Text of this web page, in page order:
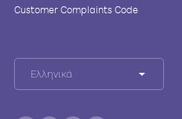
Customer Complaints Code
Ελληνικά